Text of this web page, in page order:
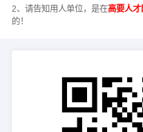
2、请告知用人单位，是在高要人才
的！